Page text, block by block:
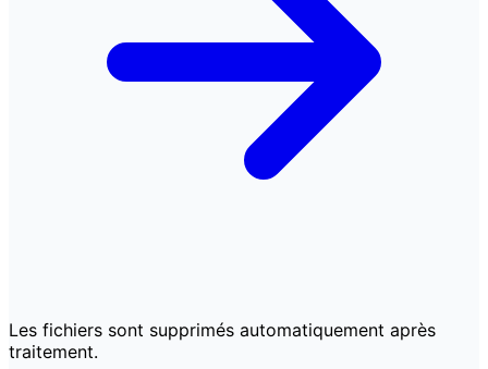
Les fichiers sont supprimés automatiquement après
traitement.